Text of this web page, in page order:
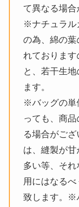
て異なる場合
※ナチュラル
の為、綿の葉
れておりま
と、若干生
ます。
※バッグの単
っても、商
る場合がご
は、縫製が
多い等、そ
用にはなる
致します。※